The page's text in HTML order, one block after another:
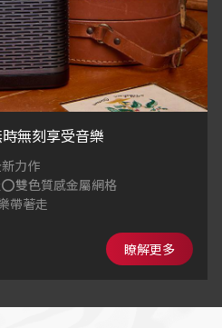
時無刻享受音樂
力作
雙色質感金屬網格
帶著走
瞭解更多